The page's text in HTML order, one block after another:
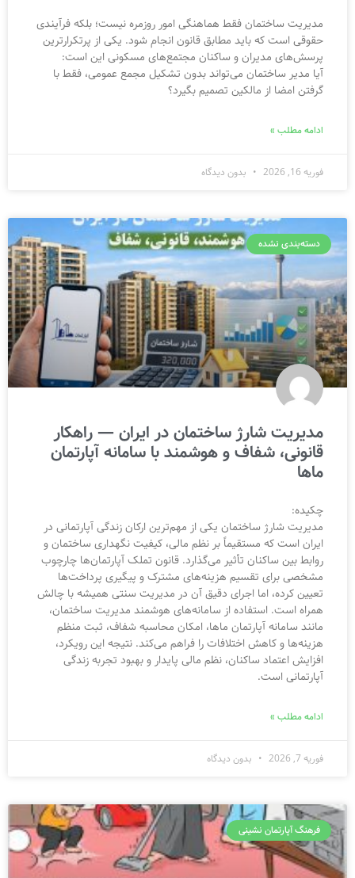
مدیریت ساختمان فقط هماهنگی امور روزمره نیست؛ بلکه فرآیندی
حقوقی است که باید مطابق قانون انجام شود. یکی از پرتکرارترین
پرسش‌های مدیران و ساکنان مجتمع‌های مسکونی این است:
آیا مدیر ساختمان می‌تواند بدون تشکیل مجمع عمومی، فقط با
گرفتن امضا از مالکین تصمیم بگیرد؟
ادامه مطلب »
فوریه 16, 2026 بدون دیدگاه
دسته‌بندی نشده
مدیریت شارژ ساختمان در ایران — راهکار
قانونی، شفاف و هوشمند با سامانه آپارتمان
ماها
چکیده:
مدیریت شارژ ساختمان یکی از مهم‌ترین ارکان زندگی آپارتمانی در
ایران است که مستقیماً بر نظم مالی، کیفیت نگهداری ساختمان و
روابط بین ساکنان تأثیر می‌گذارد. قانون تملک آپارتمان‌ها چارچوب
مشخصی برای تقسیم هزینه‌های مشترک و پیگیری پرداخت‌ها
تعیین کرده، اما اجرای دقیق آن در مدیریت سنتی همیشه با چالش
همراه است. استفاده از سامانه‌های هوشمند مدیریت ساختمان،
مانند سامانه آپارتمان ماها، امکان محاسبه شفاف، ثبت منظم
هزینه‌ها و کاهش اختلافات را فراهم می‌کند. نتیجه این رویکرد،
افزایش اعتماد ساکنان، نظم مالی پایدار و بهبود تجربه زندگی
آپارتمانی است.
ادامه مطلب »
فوریه 7, 2026 بدون دیدگاه
فرهنگ آپارتمان نشینی